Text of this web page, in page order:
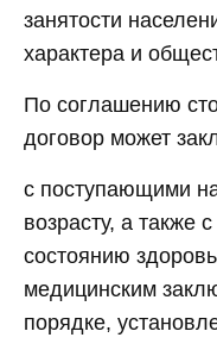
занятости
характера и
По соглашению
договор может
с поступающими
возрасту, а также
состоянию
медицинским
порядке,